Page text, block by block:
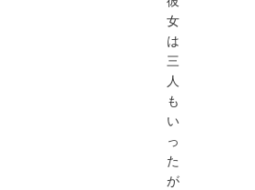
女
は
三
人
も
い
っ
た
が